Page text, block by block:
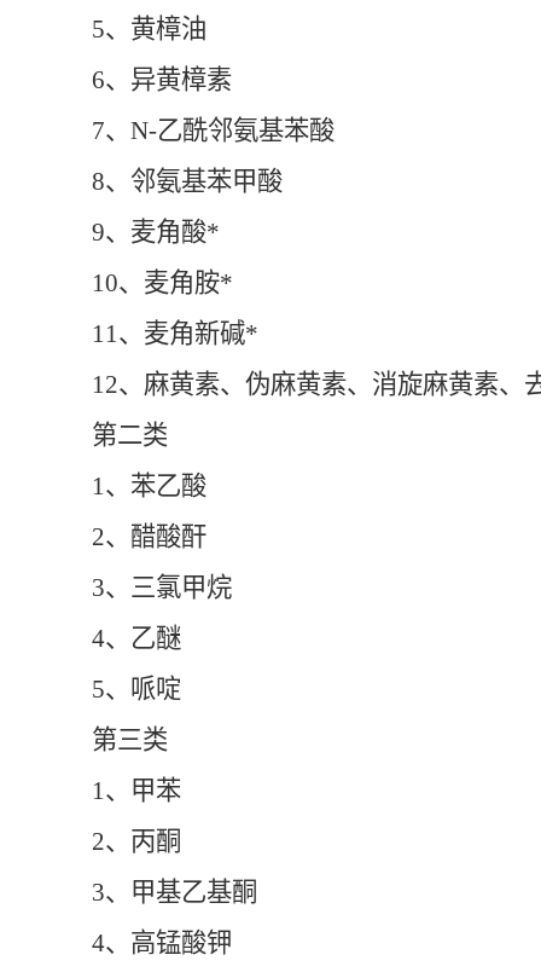
5、黄樟油
6、异黄樟素
7、N-乙酰邻氨基苯酸
8、邻氨基苯甲酸
9、麦角酸*
10、麦角胺*
11、麦角新碱*
12、麻黄素、伪麻黄素、消旋麻黄素
第二类
1、苯乙酸
2、醋酸酐
3、三氯甲烷
4、乙醚
5、哌啶
第三类
1、甲苯
2、丙酮
3、甲基乙基酮
4、高锰酸钾